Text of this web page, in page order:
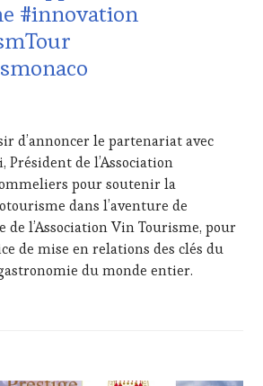
#innovation
d’annoncer le partenariat avec
de l’Association
pour soutenir la
dans l’aventure de
de l’Association Vin Tourisme, pour
de mise en relations des clés du
du monde entier.
réalisateur d’expériences